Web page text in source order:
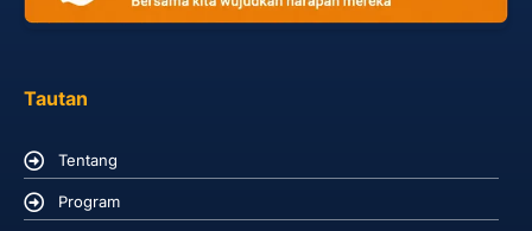
Tautan
Tentang
Program